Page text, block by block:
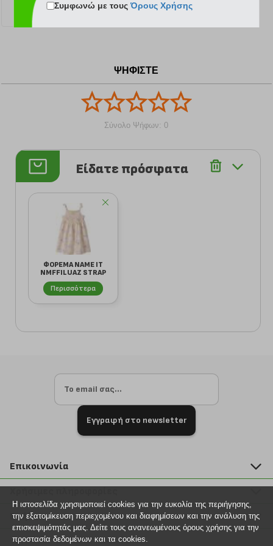
ΨΗΦΙΣΤΕ
Σύνολο Ψήφων: 0
Είδατε πρόσφατα
ΦΟΡΕΜΑ NAME IT
NMFFILUAZ STRAP
13254652 ΡΟΖ
Περισσότερα
Εγγραφή στο newsletter
Επικοινωνία
211 2000 700
info@plus4u.gr
Η εταιρία
Σημεία παραλαβής
Βοήθεια
Εξέλιξη παραγγελίας
Συμφωνώ με τουςΌρους Χρήσης
Η ιστοσελίδα χρησιμοποιεί cookies για την ευκολία της περιήγησης,
την εξατομίκευση περιεχομένου και διαφημίσεων και την ανάλυση της
επισκεψιμότητάς μας. Δείτε τους ανανεωμένους όρους χρήσης για την
προστασία δεδομένων και τα cookies.